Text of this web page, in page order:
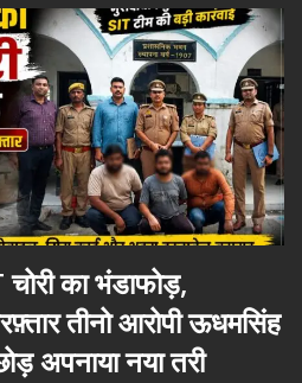
का भंडाफोड़,
तीनो आरोपी ऊधमसिंह
अपनाया नया तरी